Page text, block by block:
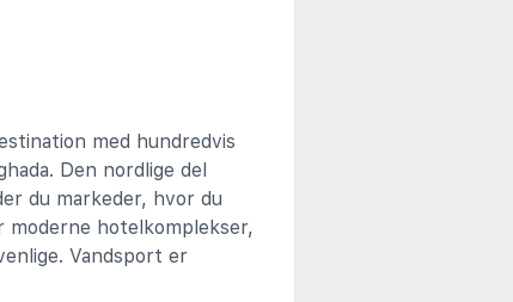
med hundredvis
Den nordlige del
du markeder, hvor du
moderne hotelkomplekser,
Vandsport er